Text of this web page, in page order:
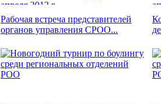
Рабочая встреча представителей
органов управления СРОО...